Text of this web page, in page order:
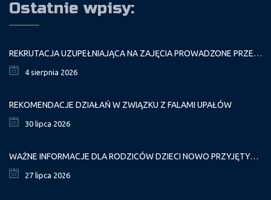
Ostatnie wpisy:
REKRUTACJA UZUPEŁNIAJĄCA NA ZAJĘCIA PROWADZONE PRZEZ PAŁAC MŁODZIEŻY W ROKU SZKOLNYM 2026/2027
4 sierpnia 2026
REKOMENDACJE DZIAŁAŃ W ZWIĄZKU Z FALAMI UPAŁÓW
30 lipca 2026
WAŻNE INFORMACJE DLA RODZICÓW DZIECI NOWO PRZYJĘTYCH GR. I
27 lipca 2026